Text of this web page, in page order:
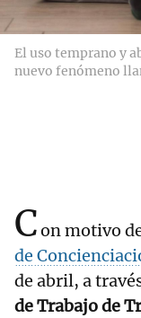
El uso temprano y
nuevo fenómeno
Con motivo
de
de abril, a
de Trabajo de